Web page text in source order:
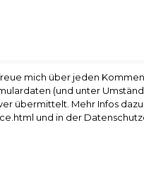
mich über jeden
(und unter
übermittelt. Mehr Infos
und in der